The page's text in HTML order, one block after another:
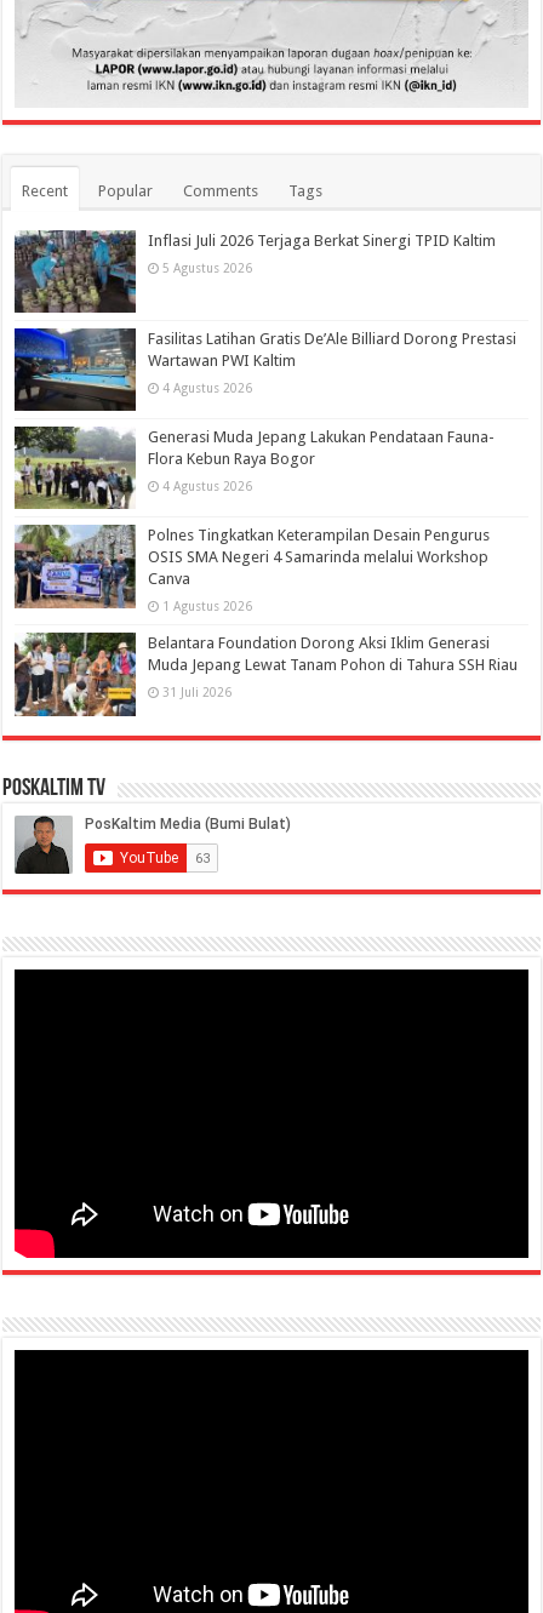
Recent Popular Comments Tags
Inflasi Juli 2026 Terjaga Berkat Sinergi TPID Kaltim
5 Agustus 2026
Fasilitas Latihan Gratis De’Ale Billiard Dorong Prestasi
Wartawan PWI Kaltim
4 Agustus 2026
Generasi Muda Jepang Lakukan Pendataan Fauna-
Flora Kebun Raya Bogor
4 Agustus 2026
Polnes Tingkatkan Keterampilan Desain Pengurus
OSIS SMA Negeri 4 Samarinda melalui Workshop
Canva
1 Agustus 2026
Belantara Foundation Dorong Aksi Iklim Generasi
Muda Jepang Lewat Tanam Pohon di Tahura SSH Riau
31 Juli 2026
PosKaltim TV